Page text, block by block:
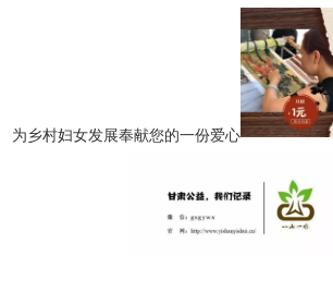
为乡村妇女发展奉献您的一份爱心